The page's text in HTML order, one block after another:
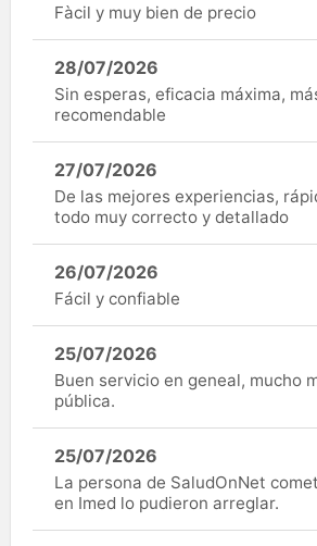
Fàcil y muy bien de precio
28/07/2026
Sin esperas, eficacia máxima,
recomendable
27/07/2026
De las mejores experiencias,
todo muy correcto y detallado
26/07/2026
Fácil y confiable
25/07/2026
Buen servicio en geneal, mucho
pública.
25/07/2026
La persona de SaludOnNet
en Imed lo pudieron arreglar.